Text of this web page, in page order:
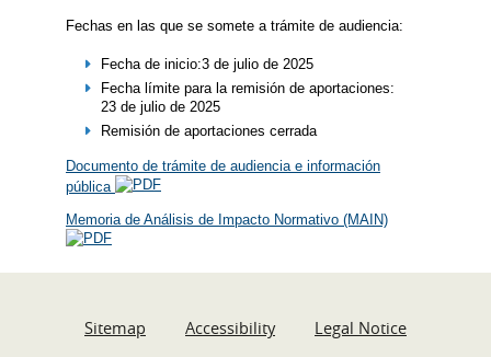
Fechas en las que se somete a trámite de audiencia:
Fecha de inicio:3 de julio de 2025
Fecha límite para la remisión de aportaciones:
23 de julio de 2025
Remisión de aportaciones cerrada
Documento de trámite de audiencia e información
pública
Memoria de Análisis de Impacto Normativo (MAIN)
Sitemap Accessibility Legal Notice